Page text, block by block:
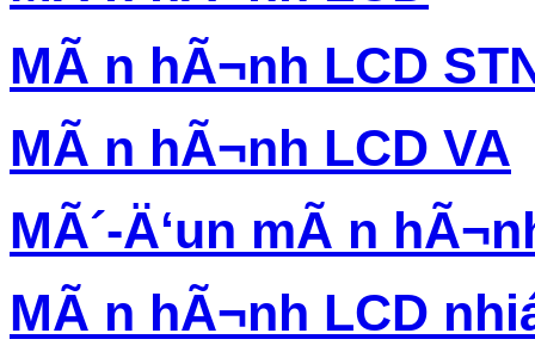
MÃ n hÃ¬nh LCD
MÃ n hÃ¬nh LCD VA
MÃ´-Ä‘un mÃ n
MÃ n hÃ¬nh LCD